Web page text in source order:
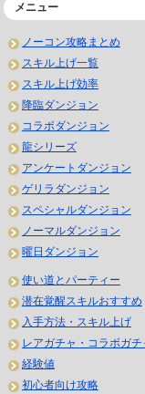
メニュー
ノーコン攻略まとめ
スキル上げ一覧
スキル上げ効率
降臨ダンジョン
コラボダンジョン
龍シリーズ
アンケートダンジョン
ゲリラダンジョン
スペシャルダンジョン
ノーマルダンジョン
曜日ダンジョン
使い道とパーティー
潜在覚醒スキルおすすめ
入手方法・スキル上げ
レアガチャ・コラボガチ
経験値
初心者向け攻略